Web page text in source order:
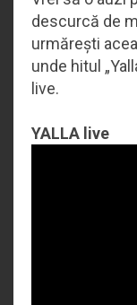
descurcă de
urmărești
unde hitul
live.
YALLA live